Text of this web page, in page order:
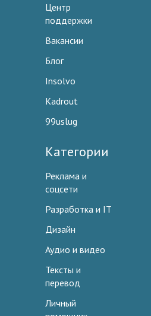
Центр
поддержки
Вакансии
Блог
Insolvo
Kadrout
99uslug
Категории
Реклама и
соцсети
Разработка и IT
Дизайн
Аудио и видео
Тексты и
перевод
Личный